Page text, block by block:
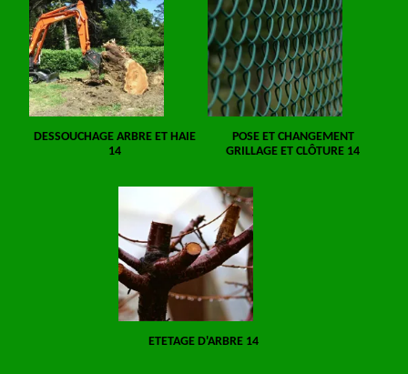
DESSOUCHAGE ARBRE ET HAIE
14
POSE ET CHANGEMENT
GRILLAGE ET CLÔTURE 14
ETETAGE D'ARBRE 14